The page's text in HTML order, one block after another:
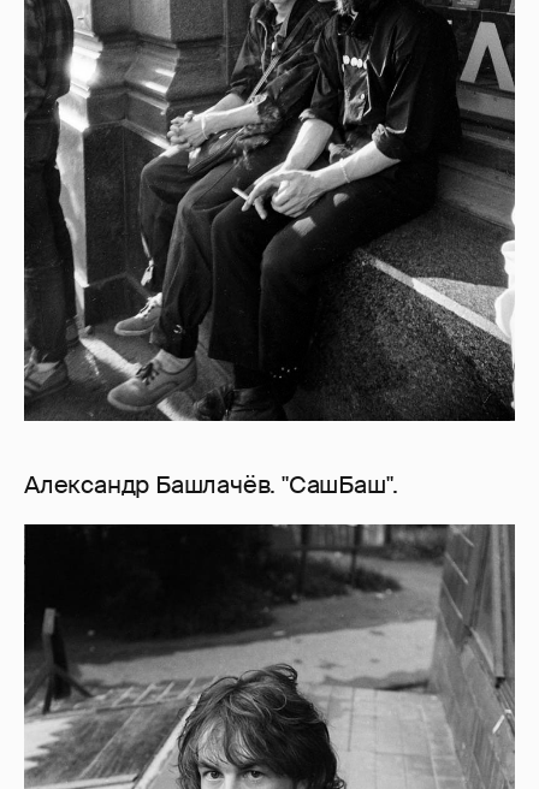
Александр Башлачёв. "СашБаш".